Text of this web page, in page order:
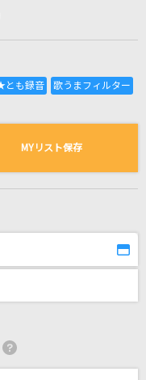
MYリスト保存